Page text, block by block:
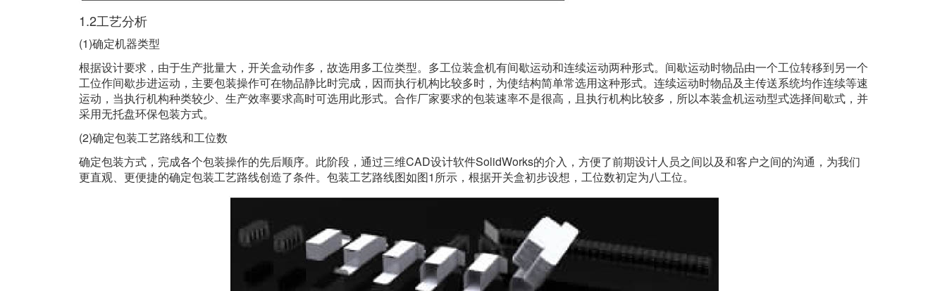
1.2工艺分析
(1)确定机器类型
根据设计要求，由于生产批量大，开关盒动作多，故选用多工位类型。多工位装盒机有间歇运动和连续运动两种形式。间歇运动时物品由一个工位转移到另一个
工位作间歇步进运动，主要包装操作可在物品静比时完成，因而执行机构比较多时，为使结构简单常选用这种形式。连续运动时物品及主传送系统均作连续等速
运动，当执行机构种类较少、生产效率要求高时可选用此形式。合作厂家要求的包装速率不是很高，且执行机构比较多，所以本装盒机运动型式选择间歇式，并
采用无托盘环保包装方式。
(2)确定包装工艺路线和工位数
确定包装方式，完成各个包装操作的先后顺序。此阶段，通过三维CAD设计软件SolidWorks的介入，方便了前期设计人员之间以及和客户之间的沟通，为我们
更直观、更便捷的确定包装工艺路线创造了条件。包装工艺路线图如图1所示，根据开关盒初步设想，工位数初定为八工位。